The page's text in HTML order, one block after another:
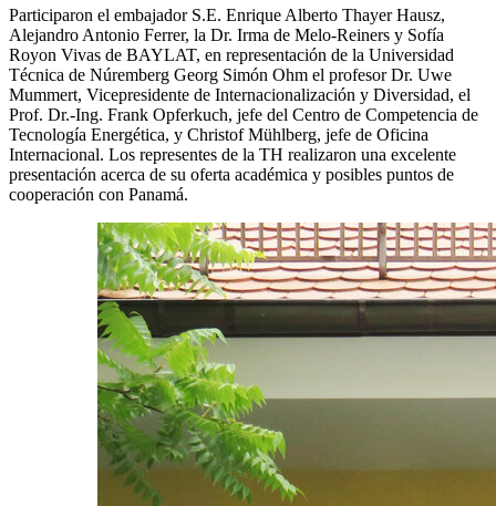
Participaron el embajador S.E. Enrique Alberto Thayer Hausz,
Alejandro Antonio Ferrer, la Dr. Irma de Melo-Reiners y Sofía
Royon Vivas de BAYLAT, en representación de la Universidad
Técnica de Núremberg Georg Simón Ohm el profesor Dr. Uwe
Mummert, Vicepresidente de Internacionalización y Diversidad, el
Prof. Dr.-Ing. Frank Opferkuch, jefe del Centro de Competencia de
Tecnología Energética, y Christof Mühlberg, jefe de Oficina
Internacional. Los representes de la TH realizaron una excelente
presentación acerca de su oferta académica y posibles puntos de
cooperación con Panamá.